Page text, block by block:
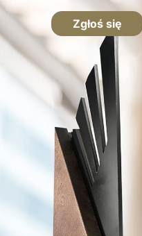
Zgłoś się